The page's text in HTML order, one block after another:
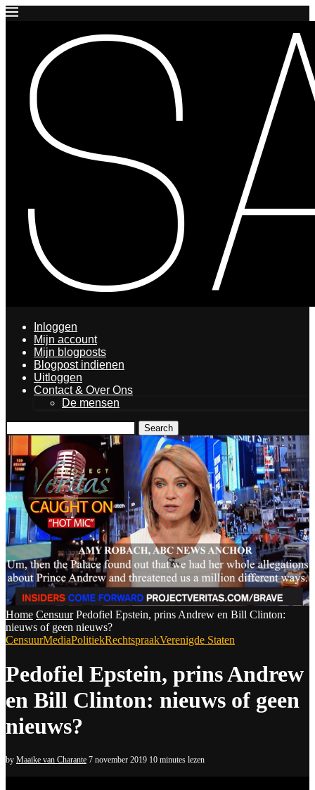
Inloggen
Mijn account
Mijn blogposts
Blogpost indienen
Uitloggen
Contact & Over Ons
De mensen
Search
Home Censuur Pedofiel Epstein, prins Andrew en Bill Clinton:
nieuws of geen nieuws?
CensuurMediaPolitiekRechtspraakVerenigde Staten
Pedofiel Epstein, prins Andrew
en Bill Clinton: nieuws of geen
nieuws?
by Maaike van Charante 7 november 2019 10 minutes lezen